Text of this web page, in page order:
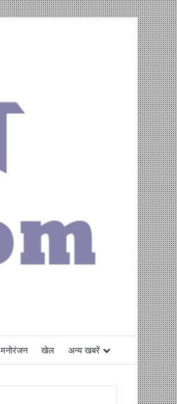
मनोरंजन खेल अन्य खबरें